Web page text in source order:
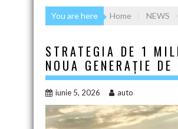
You are here Home NEWS
STRATEGIA DE 1
NOUA GENERAȚIE
iunie 5, 2026 auto